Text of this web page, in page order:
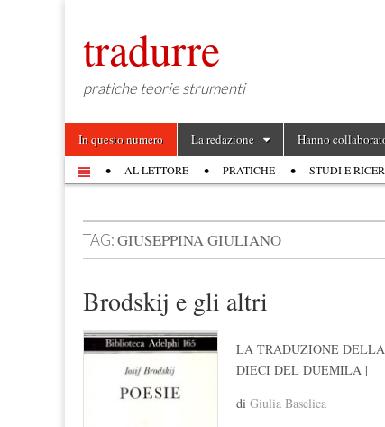
tradurre
pratiche teorie strumenti
Main menu
Skip to content
In questo numero La redazione Hanno
Sub menu
AL LETTORE PRATICHE STUDI E
TAG:GIUSEPPINA GIULIANO
Brodskij e gli altri
LA TRADUZIONE
DIECI DEL DUEMILA |
di Giulia Baselica